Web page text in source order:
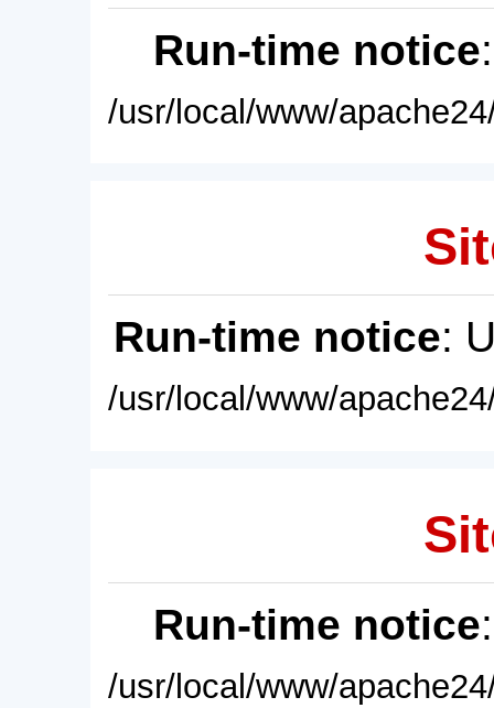
Run-time notice
/usr/local/www/
Run-time notice:
/usr/local/www/
Run-time notice
/usr/local/www/